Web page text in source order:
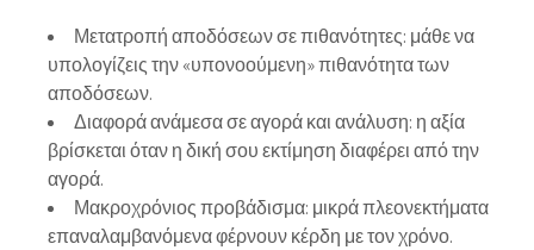
Μετατροπή αποδόσεων σε πιθανότητες: μάθε να
υπολογίζεις την «υπονοούμενη» πιθανότητα των
αποδόσεων.
Διαφορά ανάμεσα σε αγορά και ανάλυση: η αξία
βρίσκεται όταν η δική σου εκτίμηση διαφέρει από την
αγορά.
Μακροχρόνιος προβάδισμα: μικρά πλεονεκτήματα
επαναλαμβανόμενα φέρνουν κέρδη με τον χρόνο.